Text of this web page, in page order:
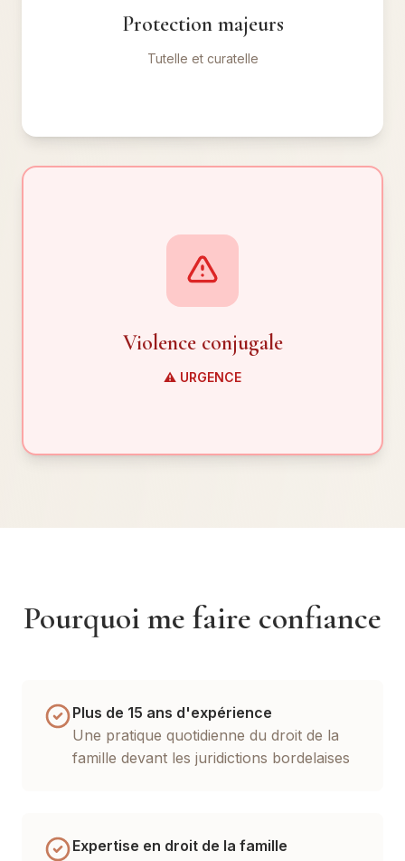
Protection majeurs
Tutelle et curatelle
✓ Proches protégés
Violence conjugale
⚠️ URGENCE
Urgence violence
Ordonnances de protection en urgence.
✓ Sécurité retrouvée
Pourquoi me faire confiance
Plus de 15 ans d'expérience
Une pratique quotidienne du droit de la
famille devant les juridictions bordelaises
Expertise en droit de la famille